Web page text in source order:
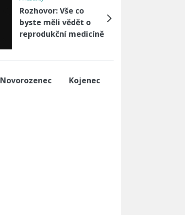
Rozhovor: Vše co
byste měli vědět o
reprodukční medicíně
Novorozenec Kojenec